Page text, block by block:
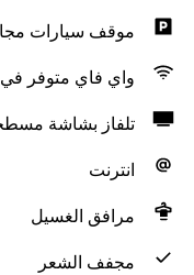
موقف سيارات
واي فاي متوفر
تلفاز بشاشة
انترنت
مرافق الغسيل
مجفف الشعر